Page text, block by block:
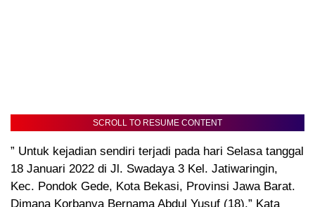
SCROLL TO RESUME CONTENT
” Untuk kejadian sendiri terjadi pada hari Selasa tanggal
18 Januari 2022 di Jl. Swadaya 3 Kel. Jatiwaringin,
Kec. Pondok Gede, Kota Bekasi, Provinsi Jawa Barat.
Dimana Korbanya Bernama Abdul Yusuf (18),” Kata